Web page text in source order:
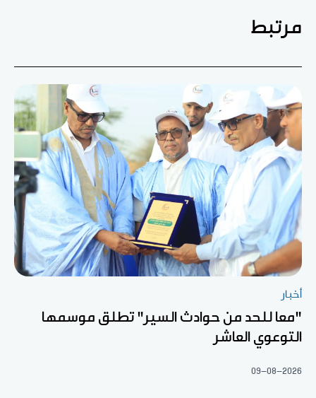
مرتبط
أخبار
"معا للحد من حوادث السير" تطلق موسمها
التوعوي العاشر
09-08-2026